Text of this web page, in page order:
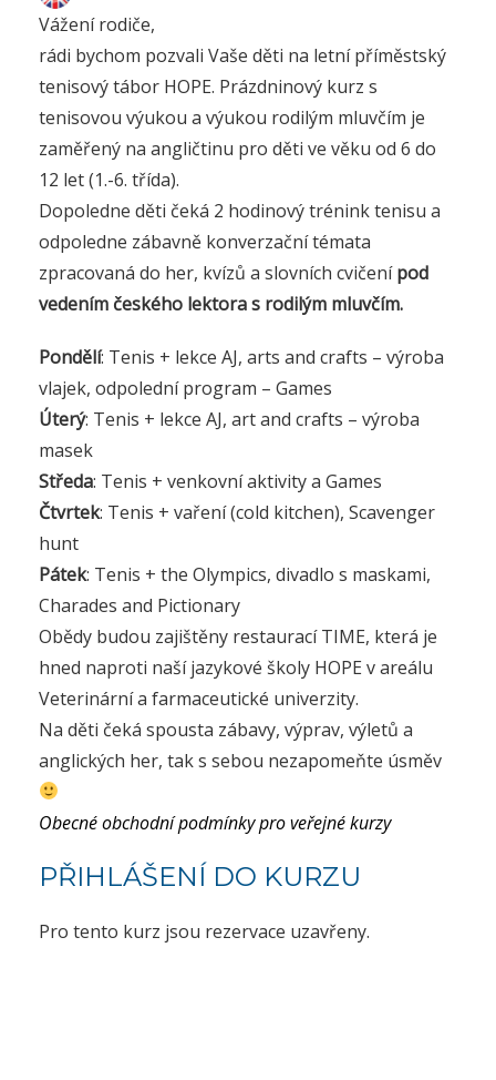
Vážení rodiče,
rádi bychom pozvali Vaše děti na letní příměstský
tenisový tábor HOPE. Prázdninový kurz s
tenisovou výukou a výukou rodilým mluvčím je
zaměřený na angličtinu pro děti ve věku od 6 do
12 let (1.-6. třída).
Dopoledne děti čeká 2 hodinový trénink tenisu a
odpoledne zábavně konverzační témata
zpracovaná do her, kvízů a slovních cvičenípod
vedením českého lektora s rodilým mluvčím.
Pondělí: Tenis + lekce AJ, arts and crafts – výroba
vlajek, odpolední program – Games
Úterý: Tenis + lekce AJ, art and crafts – výroba
masek
Středa: Tenis + venkovní aktivity a Games
Čtvrtek: Tenis + vaření (cold kitchen), Scavenger
hunt
Pátek: Tenis + the Olympics, divadlo s maskami,
Charades and Pictionary
Obědy budou zajištěny restaurací TIME, která je
hned naproti naší jazykové školy HOPE v areálu
Veterinární a farmaceutické univerzity.
Na děti čeká spousta zábavy, výprav, výletů a
anglických her, tak s sebou nezapomeňte úsměv
Obecné obchodní podmínky pro veřejné kurzy
PŘIHLÁŠENÍ DO KURZU
Pro tento kurz jsou rezervace uzavřeny.